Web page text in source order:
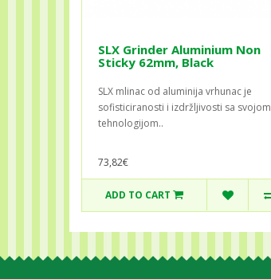
SLX Grinder Aluminium Non
Sticky 62mm, Black
SLX mlinac od aluminija vrhunac je
sofisticiranosti i izdržljivosti sa svojom
tehnologijom..
73,82€
ADD TO CART